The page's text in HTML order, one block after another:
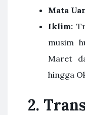
Mata
Iklim:
musim
Maret
hingga
2.